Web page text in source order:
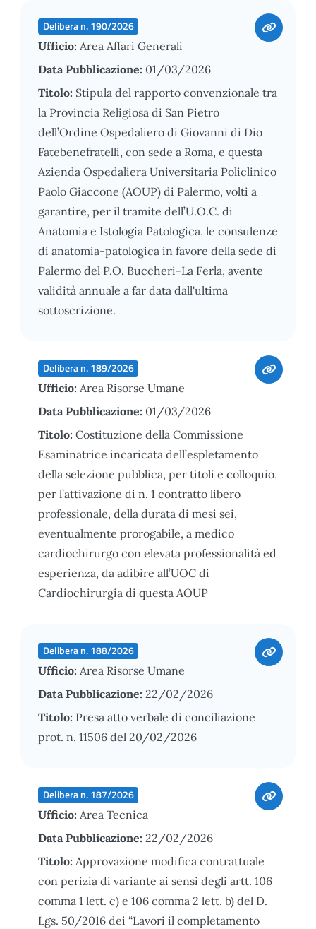
Delibera n. 190/2026
Ufficio: Area Affari Generali
Data Pubblicazione: 01/03/2026
Titolo: Stipula del rapporto convenzionale tra
la Provincia Religiosa di San Pietro
dell’Ordine Ospedaliero di Giovanni di Dio
Fatebenefratelli, con sede a Roma, e questa
Azienda Ospedaliera Universitaria Policlinico
Paolo Giaccone (AOUP) di Palermo, volti a
garantire, per il tramite dell’U.O.C. di
Anatomia e Istologia Patologica, le consulenze
di anatomia-patologica in favore della sede di
Palermo del P.O. Buccheri-La Ferla, avente
validità annuale a far data dall'ultima
sottoscrizione.
Delibera n. 189/2026
Ufficio: Area Risorse Umane
Data Pubblicazione: 01/03/2026
Titolo: Costituzione della Commissione
Esaminatrice incaricata dell’espletamento
della selezione pubblica, per titoli e colloquio,
per l’attivazione di n. 1 contratto libero
professionale, della durata di mesi sei,
eventualmente prorogabile, a medico
cardiochirurgo con elevata professionalità ed
esperienza, da adibire all’UOC di
Cardiochirurgia di questa AOUP
Delibera n. 188/2026
Ufficio: Area Risorse Umane
Data Pubblicazione: 22/02/2026
Titolo: Presa atto verbale di conciliazione
prot. n. 11506 del 20/02/2026
Delibera n. 187/2026
Ufficio: Area Tecnica
Data Pubblicazione: 22/02/2026
Titolo: Approvazione modifica contrattuale
con perizia di variante ai sensi degli artt. 106
comma 1 lett. c) e 106 comma 2 lett. b) del D.
Lgs. 50/2016 dei “Lavori il completamento